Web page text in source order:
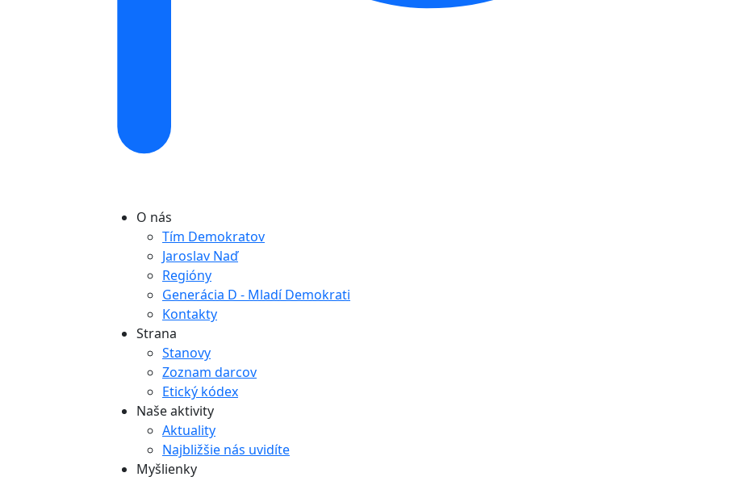
O nás
Tím Demokratov
Jaroslav Naď
Regióny
Generácia D - Mladí Demokrati
Kontakty
Strana
Stanovy
Zoznam darcov
Etický kódex
Naše aktivity
Aktuality
Najbližšie nás uvidíte
Myšlienky